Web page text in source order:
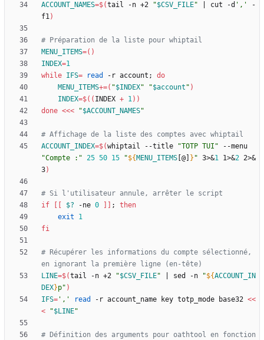
ACCOUNT_NAMES=$(tail -n +2 "$CSV_FILE" cut -d ','
-
f1)
# Préparation de la liste pour whiptail
MENU_ITEMS=( )
INDEX=1
while IFS= read -r account ;
do
MENU_ITEMS+=( "$INDEX" "$account " )
INDEX=$(( INDEX + 1))
done <<< "$ACCOUNT_NAMES"
# Affichage de la liste des comptes avec whiptail
ACCOUNT_INDEX=$(whiptail --title "TOTP TUI"
"Compte :" 25 50 15 "${ MENU_ITEMS [@] } " 3>&1 1>&2 2>&
3)
# Si l'utilisateur annule, arrêter le script
if
$? -ne 0 ;
then
exit
1
fi
# Récupérer les informations du compte sélectionné,
en ignorant la première ligne (en-tête)
LINE=$(tail -n +2 "$CSV_FILE" sed -n "${ACCOUNT_IN
DEX}p" )
IFS= ',' read -r account_name key totp_mode base32 <<
<
"$LINE"
# Définition des arguments pour oathtool en fonction